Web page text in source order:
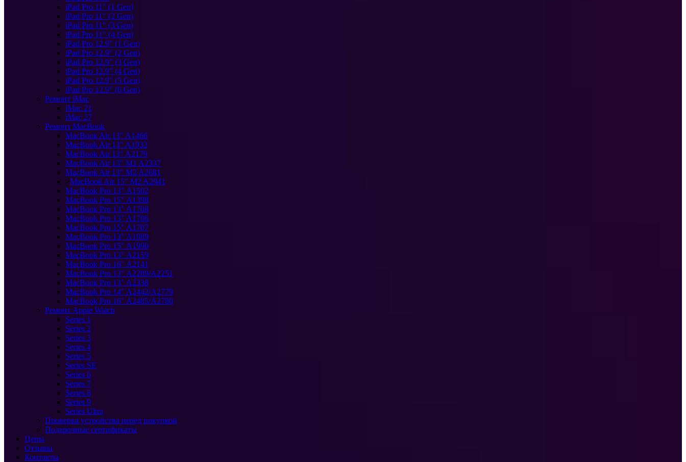
iPad Pro 11" (1 Gen)
iPad Pro 11" (2 Gen)
iPad Pro 11" (3 Gen)
iPad Pro 11" (4 Gen)
iPad Pro 12.9" (1 Gen)
iPad Pro 12.9" (2 Gen)
iPad Pro 12.9" (3 Gen)
iPad Pro 12.9" (4 Gen)
iPad Pro 12.9" (5 Gen)
iPad Pro 12.9" (6 Gen)
Ремонт iMac
iMac 21
iMac 27
Ремонт MacBook
MacBook Air 13" A1466
MacBook Air 13" A1932
MacBook Air 13" A2179
MacBook Air 13" M1 A2337
MacBook Air 13" M2 A2681
>MacBook Air 15" M2 A2941
MacBook Pro 13" A1502
MacBook Pro 15" A1398
MacBook Pro 13" A1708
MacBook Pro 13" A1706
MacBook Pro 15" A1707
MacBook Pro 13" A1989
MacBook Pro 15" A1990
MacBook Pro 13" A2159
MacBook Pro 16" A2141
MacBook Pro 13" A2289/A2251
MacBook Pro 13" A2338
MacBook Pro 14" A2442/A2779
MacBook Pro 16" A2485/A2780
Ремонт Apple Watch
Series 1
Series 2
Series 3
Series 4
Series 5
Series SE
Series 6
Series 7
Series 8
Series 9
Series Ultra
Проверка устройства перед покупкой
Подарочные сертификаты
Цены
Отзывы
Контакты